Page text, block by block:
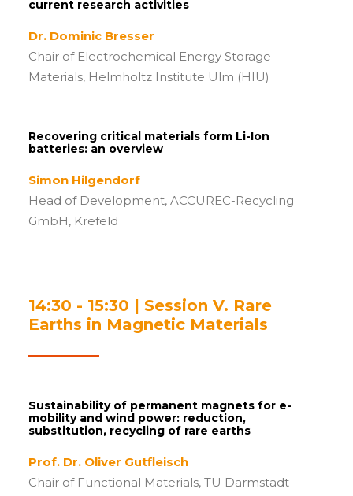
current research activities
Dr. Dominic Bresser
Chair of Electrochemical Energy Storage
Materials, Helmholtz Institute Ulm (HIU)
Recovering critical materials form Li-Ion
batteries: an overview
Simon Hilgendorf
Head of Development, ACCUREC-Recycling
GmbH, Krefeld
14:30 - 15:30 | Session V. Rare
Earths in Magnetic Materials
Sustainability of permanent magnets for e-
mobility and wind power: reduction,
substitution, recycling of rare earths
Prof. Dr. Oliver Gutfleisch
Chair of Functional Materials, TU Darmstadt